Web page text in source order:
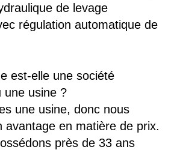
de levage
régulation automatique de
est-elle une société
une usine ?
une usine, donc nous
avantage en matière de prix.
près de 33 ans